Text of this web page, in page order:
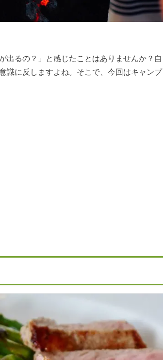
出るの？」と感じたことはありませんか？自
識に反しますよね。そこで、今回はキャンプ